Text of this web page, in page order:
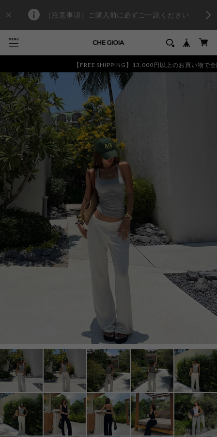
［注意事項］ご購入前に必ずご一読ください
【FREE SHIPPING】13,000円以上のお買い物で全国